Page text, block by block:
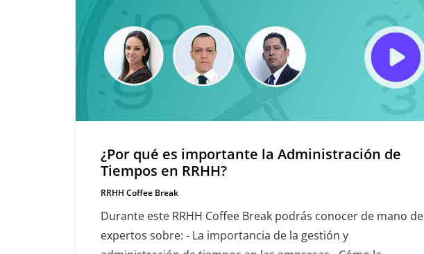
¿Por qué es importante la Administración de
Tiempos en RRHH?
RRHH Coffee Break
Durante este RRHH Coffee Break podrás conocer de mano de
expertos sobre: - La importancia de la gestión y